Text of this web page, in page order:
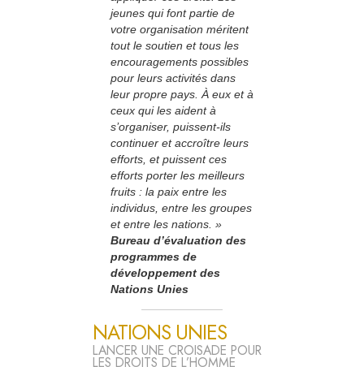
jeunes qui font partie de
votre organisation méritent
tout le soutien et tous les
encouragements possibles
pour leurs activités dans
leur propre pays. À eux et à
ceux qui les aident à
s’organiser, puissent-ils
continuer et accroître leurs
efforts, et puissent ces
efforts porter les meilleurs
fruits : la paix entre les
individus, entre les groupes
et entre les nations. »
Bureau d’évaluation des
programmes de
développement des
Nations Unies
NATIONS UNIES
LANCER UNE CROISADE POUR
LES DROITS DE L’HOMME